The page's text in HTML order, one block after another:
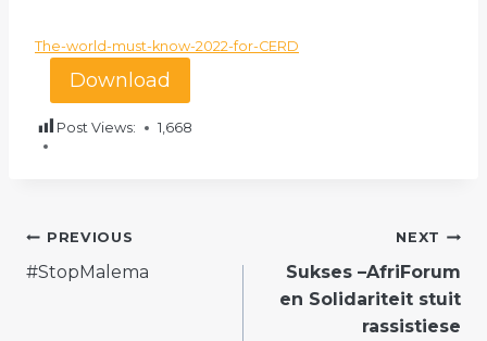
The-world-must-know-2022-for-CERD
Download
Post Views: 1,668
POST
NAVIGATION
PREVIOUS
#StopMalema
NEXT
Sukses –AfriForum
en Solidariteit stuit
rassistiese